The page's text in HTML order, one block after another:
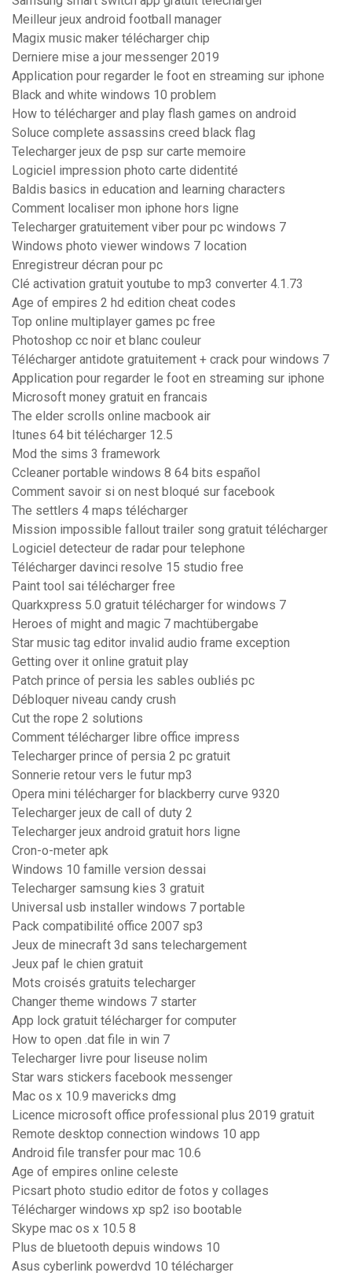
Meilleur jeux android football manager
Magix music maker télécharger chip
Derniere mise a jour messenger 2019
Application pour regarder le foot en streaming sur iphone
Black and white windows 10 problem
How to télécharger and play flash games on android
Soluce complete assassins creed black flag
Telecharger jeux de psp sur carte memoire
Logiciel impression photo carte didentité
Baldis basics in education and learning characters
Comment localiser mon iphone hors ligne
Telecharger gratuitement viber pour pc windows 7
Windows photo viewer windows 7 location
Enregistreur décran pour pc
Clé activation gratuit youtube to mp3 converter 4.1.73
Age of empires 2 hd edition cheat codes
Top online multiplayer games pc free
Photoshop cc noir et blanc couleur
Télécharger antidote gratuitement + crack pour windows 7
Application pour regarder le foot en streaming sur iphone
Microsoft money gratuit en francais
The elder scrolls online macbook air
Itunes 64 bit télécharger 12.5
Mod the sims 3 framework
Ccleaner portable windows 8 64 bits español
Comment savoir si on nest bloqué sur facebook
The settlers 4 maps télécharger
Mission impossible fallout trailer song gratuit télécharger
Logiciel detecteur de radar pour telephone
Télécharger davinci resolve 15 studio free
Paint tool sai télécharger free
Quarkxpress 5.0 gratuit télécharger for windows 7
Heroes of might and magic 7 machtübergabe
Star music tag editor invalid audio frame exception
Getting over it online gratuit play
Patch prince of persia les sables oubliés pc
Débloquer niveau candy crush
Cut the rope 2 solutions
Comment télécharger libre office impress
Telecharger prince of persia 2 pc gratuit
Sonnerie retour vers le futur mp3
Opera mini télécharger for blackberry curve 9320
Telecharger jeux de call of duty 2
Telecharger jeux android gratuit hors ligne
Cron-o-meter apk
Windows 10 famille version dessai
Telecharger samsung kies 3 gratuit
Universal usb installer windows 7 portable
Pack compatibilité office 2007 sp3
Jeux de minecraft 3d sans telechargement
Jeux paf le chien gratuit
Mots croisés gratuits telecharger
Changer theme windows 7 starter
App lock gratuit télécharger for computer
How to open .dat file in win 7
Telecharger livre pour liseuse nolim
Star wars stickers facebook messenger
Mac os x 10.9 mavericks dmg
Licence microsoft office professional plus 2019 gratuit
Remote desktop connection windows 10 app
Android file transfer pour mac 10.6
Age of empires online celeste
Picsart photo studio editor de fotos y collages
Télécharger windows xp sp2 iso bootable
Skype mac os x 10.5 8
Plus de bluetooth depuis windows 10
Asus cyberlink powerdvd 10 télécharger